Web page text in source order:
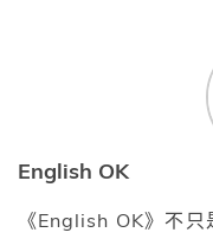
English OK
《English OK》不